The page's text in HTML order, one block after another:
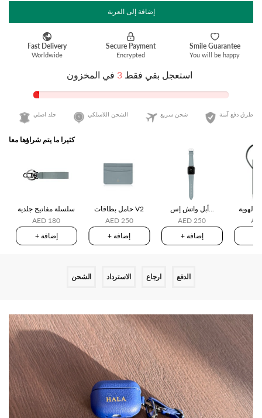
إضافة إلى العربة
استعجل بقي فقط 3 في المخزون
جلد اصلي الشحن اللاسلكي شحن سريع طرق دفع آمنة
كثيرا ما يتم شراؤها معا
سلسلة مفاتيح جلدية
AED 180
+ إضافة
حامل بطاقات V2
AED 250
+ إضافة
أبل واتش إس...
AED 250
+ إضافة
الهوية
الشحن الاسترداد ارجاع الدفع